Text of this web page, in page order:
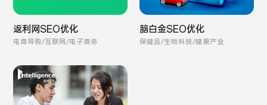
返利网SEO优化
电商导购/互联网/电子商务
脑白金SEO优化
保健品/生物科技/健康产业